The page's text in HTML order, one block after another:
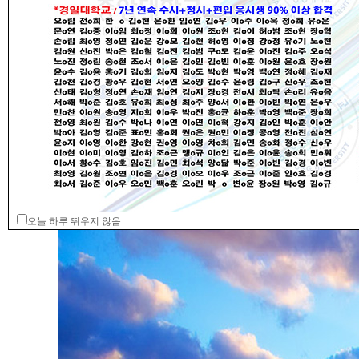
오늘 하루 뛰우지 않음